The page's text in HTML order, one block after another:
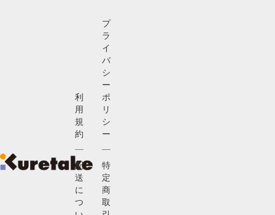
利
用
規
約
配
送
に
つ
プ
ラ
イ
バ
シ
ー
ポ
リ
シ
ー
特
定
商
取